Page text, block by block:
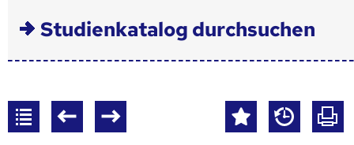
Studienkatalog durchsuchen